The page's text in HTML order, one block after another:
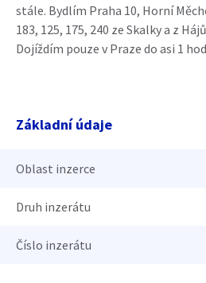
stále. Bydlím Praha 10, Horní
183, 125, 175, 240 ze Skalky a z
Dojíždím pouze v Praze do asi 1
Základní údaje
Oblast inzerce
Druh inzerátu
Číslo inzerátu